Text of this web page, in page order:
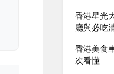
香港星光
廳與必吃
香港美食
次看懂